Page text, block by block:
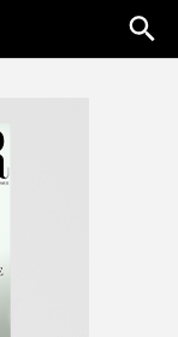
for: